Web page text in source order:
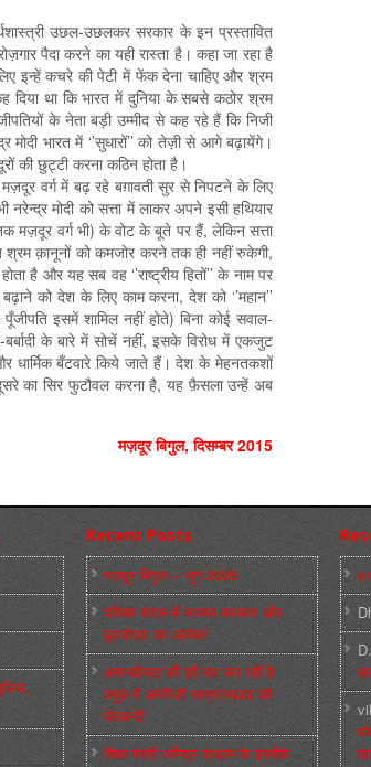
उछल-उछलकर सरकार के इन प्रस्तावित
पैदा करने का यही रास्ता है। कहा जा रहा है
इन्हें कचरे की पेटी में फेंक देना चाहिए और श्रम
दिया था कि भारत में दुनिया के सबसे कठोर श्रम
के नेता बड़ी उम्मीद से कह रहे हैं कि निजी
भारत में ‘’सुधारों’’ को तेज़ी से आगे बढ़ायेंगे।
की छुट्टी करना कठिन होता है।
वर्ग में बढ़ रहे बग़ावती सुर से निपटने के लिए
नरेन्द्र मोदी को सत्ता में लाकर अपने इसी हथियार
मज़दूर वर्ग भी) के वोट के बूते पर हैं, लेकिन सत्ता
क़ानूनों को कमजोर करने तक ही नहीं रुकेगी,
है और यह सब वह ‘’राष्ट्रीय हितों’’ के नाम पर
को देश के लिए काम करना, देश को ‘’महान’’
इसमें शामिल नहीं होते) बिना कोई सवाल-
के बारे में सोचें नहीं, इसके विरोध में एकजुट
धार्मिक बँटवारे किये जाते हैं। देश के मेहनतकशों
का सिर फुटौवल करना है, यह फ़ैसला उन्हें अब
मज़दूर बिगुल,दिसम्‍बर2015
Recent Posts
मज़दूर बिगुल – जून 2026
पश्चिम बंगाल में भाजपा सरकार और
बुलडोज़र का आतंक!
अमानवीयता की हदें पार कर रही है
क्यूबा में अमेरिकी साम्राज्यवाद की
घेराबन्दी
शिक्षा मंत्री धर्मेन्द्र प्रधान के इस्तीफ़े